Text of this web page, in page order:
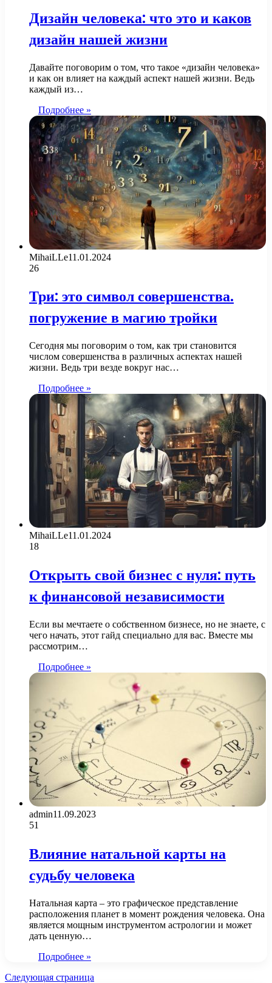
Дизайн человека: что это и каков
дизайн нашей жизни
Давайте поговорим о том, что такое «дизайн человека»
и как он влияет на каждый аспект нашей жизни. Ведь
каждый из…
Подробнее »
MihaiLLe11.01.2024
26
Три: это символ совершенства.
погружение в магию тройки
Сегодня мы поговорим о том, как три становится
числом совершенства в различных аспектах нашей
жизни. Ведь три везде вокруг нас…
Подробнее »
MihaiLLe11.01.2024
18
Открыть свой бизнес с нуля: путь
к финансовой независимости
Если вы мечтаете о собственном бизнесе, но не знаете, с
чего начать, этот гайд специально для вас. Вместе мы
рассмотрим…
Подробнее »
admin11.09.2023
51
Влияние натальной карты на
судьбу человека
Натальная карта – это графическое представление
расположения планет в момент рождения человека. Она
является мощным инструментом астрологии и может
дать ценную…
Подробнее »
Следующая страница